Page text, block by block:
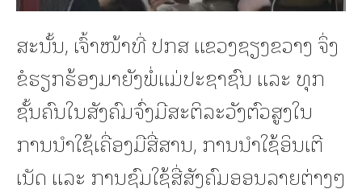
ສະນັ້ນ, ເຈົ້າໜ້າທີ່ ປກສ ແຂວງຊຽງຂວາງ ຈຶ່ງ
ຂໍຮຽກຮ້ອງມາຍັງພໍ່ແມ່ປະຊາຊົນ ແລະ ທຸກ
ຊັ້ນຄົນໃນສັງຄົມຈົ່ງມີສະຕິລະວັງຕົວສູງໃນ
ການນຳໃຊ້ເຄື່ອງມືສື່ສານ, ການນຳໃຊ້ອິນເຕີ
ເນັດ ແລະ ການຊົມໃຊ້ສື່ສັງຄົມອອນລາຍຕ່າງໆ